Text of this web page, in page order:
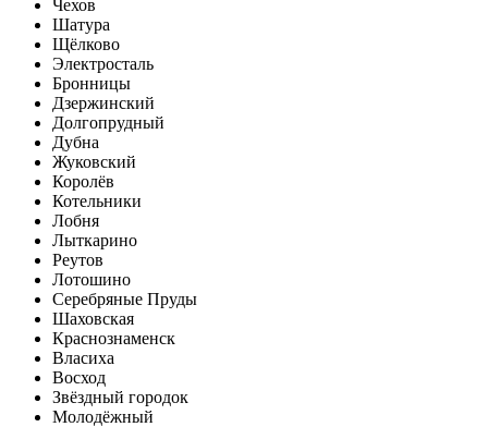
Чехов
Шатура
Щёлково
Электросталь
Бронницы
Дзержинский
Долгопрудный
Дубна
Жуковский
Королёв
Котельники
Лобня
Лыткарино
Реутов
Лотошино
Серебряные Пруды
Шаховская
Краснознаменск
Власиха
Восход
Звёздный городок
Молодёжный